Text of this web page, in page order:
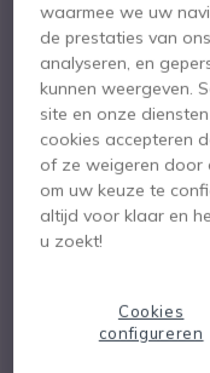
Headsets
Telefoons
waarmee we uw
de prestaties van
analyseren, en
kunnen weergeven.
site en onze
cookies accepteren
of ze weigeren door
om uw keuze te
altijd voor klaar en
u zoekt!
Cookies
configureren